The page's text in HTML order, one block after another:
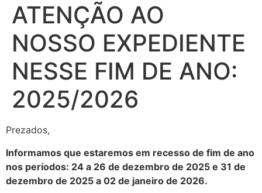
ATENÇÃO AO
NOSSO EXPEDIENTE
NESSE FIM DE ANO:
2025/2026
Prezados,
Informamos que estaremos em recesso de fim de ano
nos períodos: 24 a 26 de dezembro de 2025 e 31 de
dezembro de 2025 a 02 de janeiro de 2026.